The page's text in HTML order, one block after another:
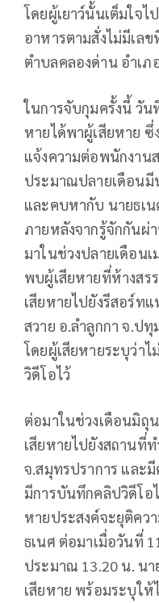
โดยผู้เยาว์นั้นเต็มใจ
อาหารตามสั่งไม่มีเล
ตำบลคลองด่าน อำเภ
ในการจับกุมครั้งนี้ วัน
หายได้พาผู้เสียหาย ซึ่
แจ้งความต่อพนักงาน
ประมาณปลายเดือนมี
และคบหากับ นายธเ
ภายหลังจากรู้จักกันผ่
มาในช่วงปลายเดือน
พบผู้เสียหายที่ห้างสร
เสียหายไปยังรีสอร์ท
สวาย อ.ลำลูกกา จ.ป
โดยผู้เสียหายระบุว่า
วิดีโอไว้
ต่อมาในช่วงเดือนมิถุ
เสียหายไปยังสถานที่
จ.สมุทรปราการ และ
มีการบันทึกคลิปวิดีโอ
หายประสงค์จะยุติคว
ธเนศ ต่อมาเมื่อวันที่
ประมาณ 13.20 น. น
เสียหาย พร้อมระบุใ